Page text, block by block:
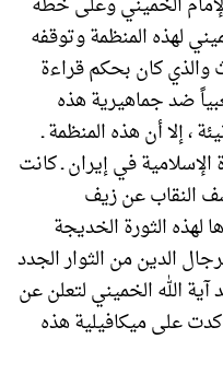
لهذه المنظمة وتوقفه
والذي كان بحكم قراءة
ضد جماهيرية هذه
، إلا أن هذه المنظمة ـ
في إيران ـ كانت
النقاب عن زيف
لهذه الثورة الخديجة
الدين من الثوار الجدد
الله الخميني لتعلن عن
على ميكافيلية هذه